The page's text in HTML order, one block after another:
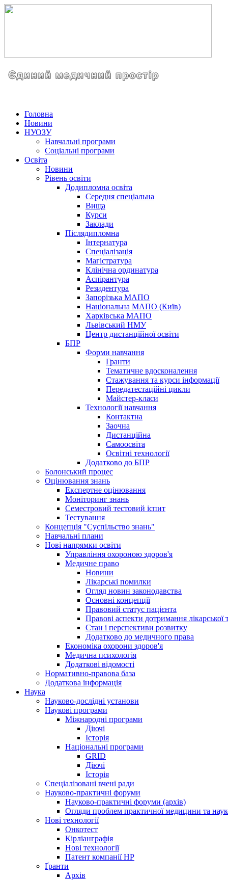
Головна
Новини
НУОЗУ
Навчальні програми
Соціальні програми
Освіта
Новини
Рівень освіти
Додипломна освіта
Середня спеціальна
Вища
Курси
Заклади
Післядипломна
Інтернатура
Спеціалізація
Магістратура
Клінічна ординатура
Аспірантура
Резидентура
Запорізька МАПО
Національна МАПО (Київ)
Харківська МАПО
Львівський НМУ
Центр дистанційної освіти
БПР
Форми навчання
Гранти
Тематичне вдосконалення
Стажування та курси інформації
Передатестаційні цикли
Майстер-класи
Технології навчання
Контактна
Заочна
Дистанційна
Самоосвіта
Освітні технології
Додатково до БПР
Болонський процес
Оцінювання знань
Експертне оцінювання
Моніторинг знань
Семестровий тестовий іспит
Тестування
Концепція "Суспільство знань"
Навчальні плани
Нові напрямки освіти
Управління охороною здоров'я
Медичне право
Новини
Лікарські помилки
Огляд новин законодавства
Основні концепції
Правовий статус пацієнта
Правові аспекти дотримання лікарської
Стан і перспективи розвитку
Додатково до медичного права
Економіка охорони здоров'я
Медична психологія
Додаткові відомості
Нормативно-правова база
Додаткова інформація
Наука
Науково-дослідні установи
Наукові програми
Міжнародні програми
Діючі
Історія
Національні програми
GRID
Діючі
Історія
Спеціалізовані вчені ради
Науково-практичні форуми
Науково-практичні форуми (архів)
Огляди проблем практичної медицини та
Нові технології
Онкотест
Кірліанграфія
Нові технології
Патент компанії HP
Ґранти
Архів